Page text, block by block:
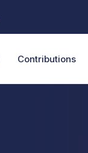
Contributions